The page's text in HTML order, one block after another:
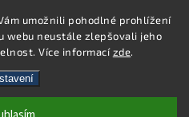
umožnili pohodlné prohlížení
webu neustále zlepšovali jeho
Více informacízde.
Hledat